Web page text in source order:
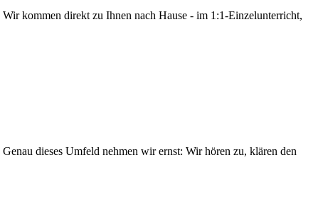
Wir kommen direkt zu Ihnen nach Hause - im 1:1-Einzelunterricht,
Genau dieses Umfeld nehmen wir ernst: Wir hören zu, klären den